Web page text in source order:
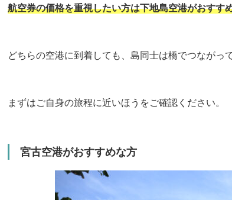
航空券の価格を重視したい方は下地島空港がおすす
どちらの空港に到着しても、島同士は橋でつながっ
まずはご自身の旅程に近いほうをご確認ください。
宮古空港がおすすめな方